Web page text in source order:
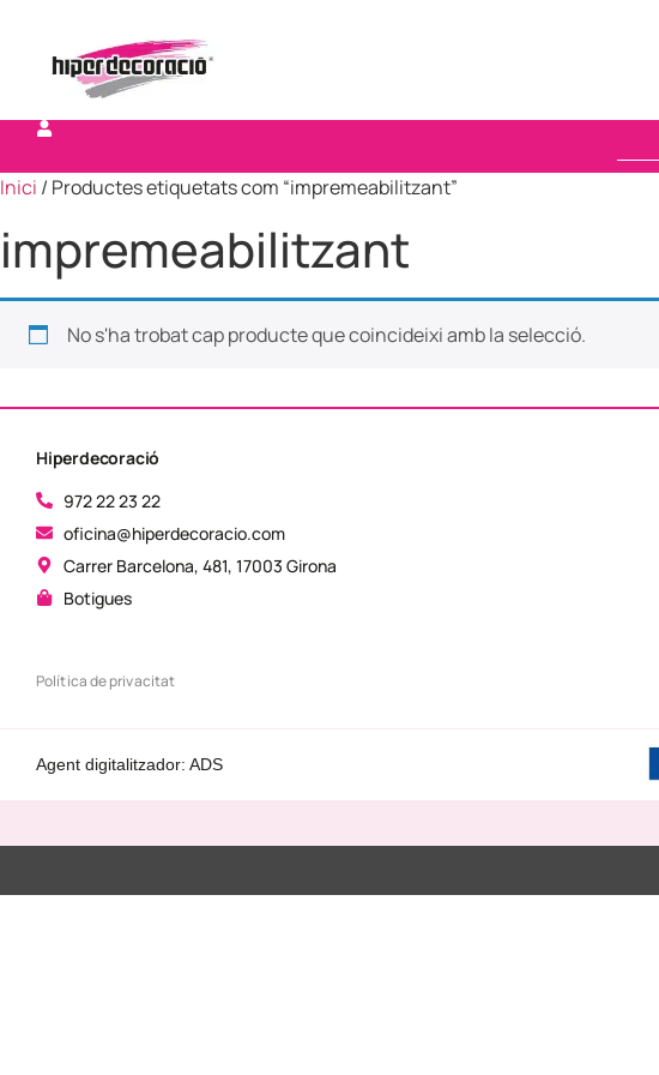
Inici / Productes etiquetats com “impremeabilitzant”
impremeabilitzant
No s'ha trobat cap producte que coincideixi amb la selecció.
Hiperdecoració
972 22 23 22
oficina@hiperdecoracio.com
Carrer Barcelona, 481, 17003 Girona
Botigues
Política de privacitat
Agent digitalitzador: ADS